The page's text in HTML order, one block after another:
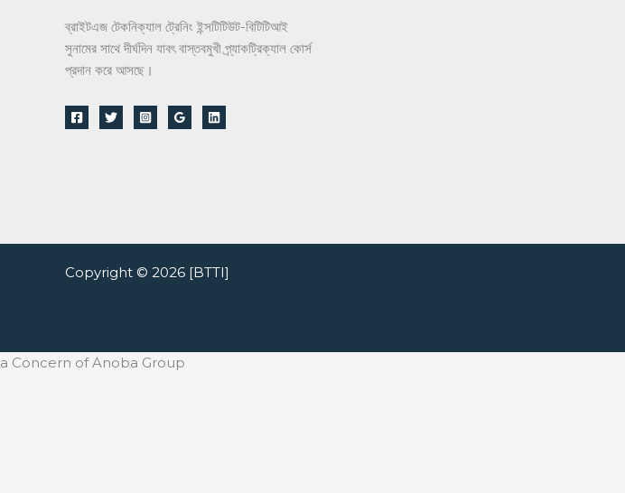
ব্রাইটএজ টেকনিক্যাল ট্রেনিং ইন্সটিটিউট-বিটিটিআই
সুনামের সাথে দীর্ঘদিন যাবৎ বাস্তবমুখী প্র্যাকট্রিক্যাল কোর্স
প্রদান করে আসছে।
Copyright © 2026 [BTTI]
a Concern of Anoba Group